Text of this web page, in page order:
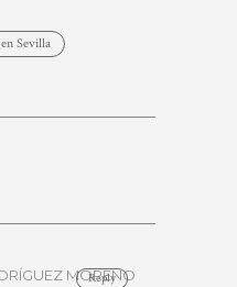
Sevilla
Reply
MORENO